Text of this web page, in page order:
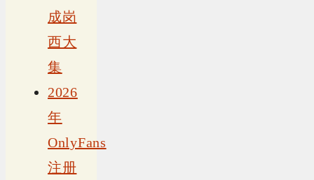
成岗
西大
集
2026
年
OnlyFans
注册